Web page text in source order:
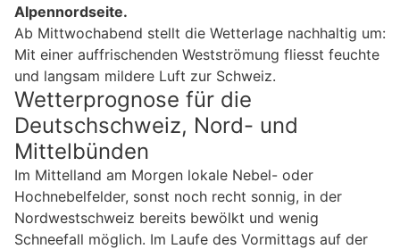
Alpennordseite.
Ab Mittwochabend stellt die Wetterlage nachhaltig um:
Mit einer auffrischenden Westströmung fliesst feuchte
und langsam mildere Luft zur Schweiz.
Wetterprognose für die
Deutschschweiz, Nord- und
Mittelbünden
Im Mittelland am Morgen lokale Nebel- oder
Hochnebelfelder, sonst noch recht sonnig, in der
Nordwestschweiz bereits bewölkt und wenig
Schneefall möglich. Im Laufe des Vormittags auf der